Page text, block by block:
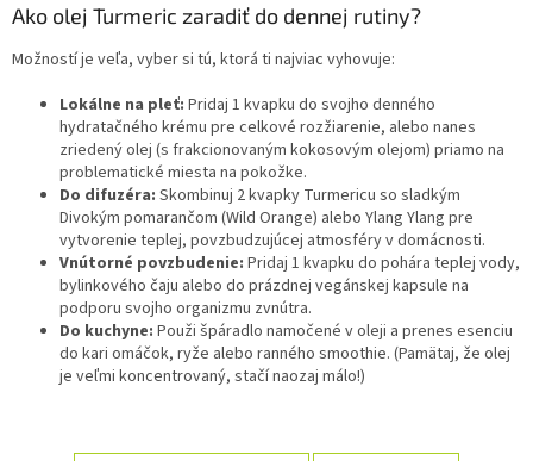
Ako olej Turmeric zaradiť do dennej rutiny?
Možností je veľa, vyber si tú, ktorá ti najviac vyhovuje:
Lokálne na pleť: Pridaj 1 kvapku do svojho denného
hydratačného krému pre celkové rozžiarenie, alebo nanes
zriedený olej (s frakcionovaným kokosovým olejom) priamo na
problematické miesta na pokožke.
Do difuzéra: Skombinuj 2 kvapky Turmericu so sladkým
Divokým pomarančom (Wild Orange) alebo Ylang Ylang pre
vytvorenie teplej, povzbudzujúcej atmosféry v domácnosti.
Vnútorné povzbudenie: Pridaj 1 kvapku do pohára teplej vody,
bylinkového čaju alebo do prázdnej vegánskej kapsule na
podporu svojho organizmu zvnútra.
Do kuchyne: Použi špáradlo namočené v oleji a prenes esenciu
do kari omáčok, ryže alebo ranného smoothie. (Pamätaj, že olej
je veľmi koncentrovaný, stačí naozaj málo!)